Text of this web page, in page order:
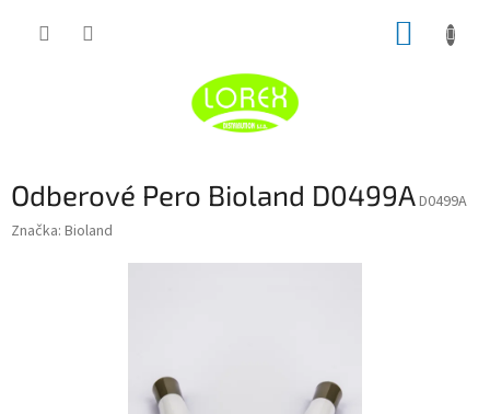
Odberové Pero Bioland D0499AD0499A
Značka: Bioland